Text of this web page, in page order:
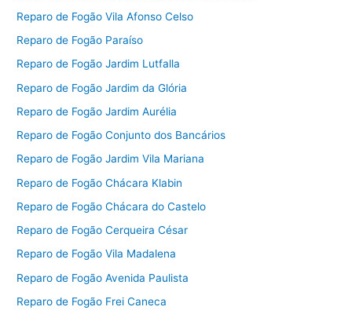
Reparo de Fogão Vila Afonso Celso
Reparo de Fogão Paraíso
Reparo de Fogão Jardim Lutfalla
Reparo de Fogão Jardim da Glória
Reparo de Fogão Jardim Aurélia
Reparo de Fogão Conjunto dos Bancários
Reparo de Fogão Jardim Vila Mariana
Reparo de Fogão Chácara Klabin
Reparo de Fogão Chácara do Castelo
Reparo de Fogão Cerqueira César
Reparo de Fogão Vila Madalena
Reparo de Fogão Avenida Paulista
Reparo de Fogão Frei Caneca